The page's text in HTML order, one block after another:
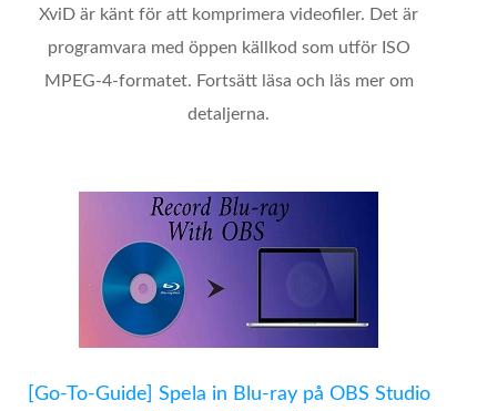
XviD är känt för att komprimera videofiler. Det är
programvara med öppen källkod som utför ISO
MPEG-4-formatet. Fortsätt läsa och läs mer om
detaljerna.
[Go-To-Guide] Spela in Blu-ray på OBS Studio